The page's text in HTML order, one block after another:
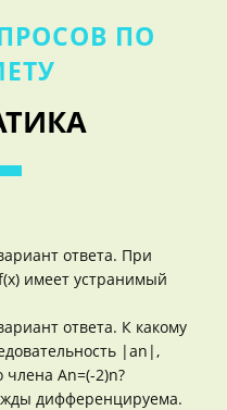
ПО
ответа. При
имеет устранимый
ответа. К какому
|an|,
An=(-2)n?
дифференцируема.